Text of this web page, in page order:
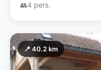
👥4 pers.
📍 40.2 km